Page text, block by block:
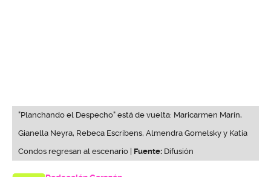
"Planchando el Despecho" está de vuelta: Maricarmen Marín,
Gianella Neyra, Rebeca Escribens, Almendra Gomelsky y Katia
Condos regresan al escenario | Fuente: Difusión